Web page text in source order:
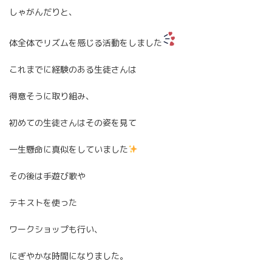
しゃがんだりと、
体全体でリズムを感じる活動をしました
これまでに経験のある生徒さんは
得意そうに取り組み、
初めての生徒さんはその姿を見て
一生懸命に真似をしていました
その後は手遊び歌や
テキストを使った
ワークショップも行い、
にぎやかな時間になりました。